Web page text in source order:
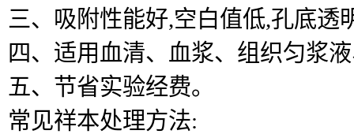
三、吸附性能好,空白值低,孔底透
四、适用血清、血浆、组织匀浆
五、节省实验经费。
常见祥本处理方法: